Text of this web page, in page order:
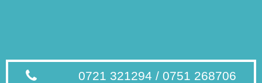
0721 321294 / 0751 268706